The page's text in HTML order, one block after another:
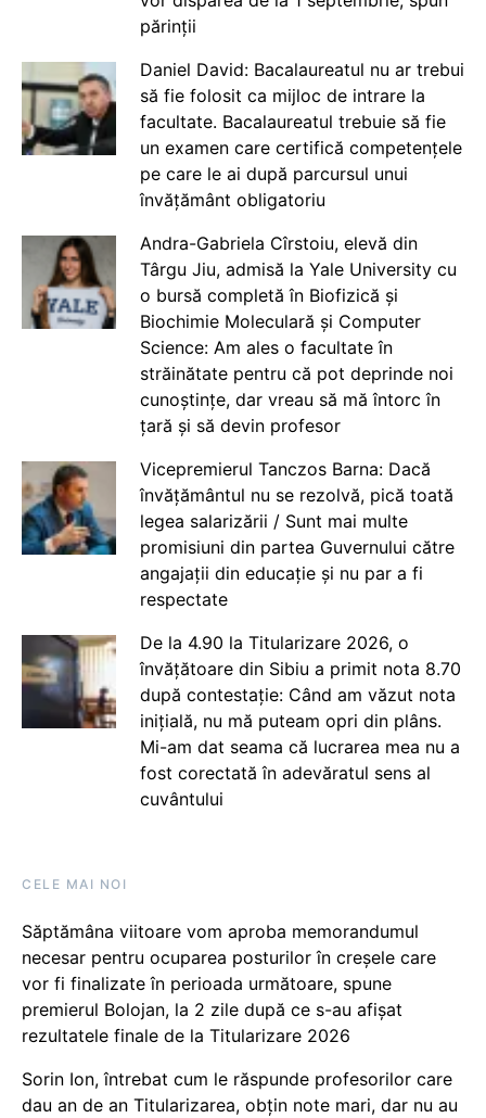
părinții
Daniel David: Bacalaureatul nu ar trebui
să fie folosit ca mijloc de intrare la
facultate. Bacalaureatul trebuie să fie
un examen care certifică competențele
pe care le ai după parcursul unui
învățământ obligatoriu
Andra-Gabriela Cîrstoiu, elevă din
Târgu Jiu, admisă la Yale University cu
o bursă completă în Biofizică și
Biochimie Moleculară și Computer
Science: Am ales o facultate în
străinătate pentru că pot deprinde noi
cunoștințe, dar vreau să mă întorc în
țară și să devin profesor
Vicepremierul Tanczos Barna: Dacă
învățământul nu se rezolvă, pică toată
legea salarizării / Sunt mai multe
promisiuni din partea Guvernului către
angajații din educație și nu par a fi
respectate
De la 4.90 la Titularizare 2026, o
învățătoare din Sibiu a primit nota 8.70
după contestație: Când am văzut nota
inițială, nu mă puteam opri din plâns.
Mi-am dat seama că lucrarea mea nu a
fost corectată în adevăratul sens al
cuvântului
CELE MAI NOI
Săptămâna viitoare vom aproba memorandumul
necesar pentru ocuparea posturilor în creșele care
vor fi finalizate în perioada următoare, spune
premierul Bolojan, la 2 zile după ce s-au afișat
rezultatele finale de la Titularizare 2026
Sorin Ion, întrebat cum le răspunde profesorilor care
dau an de an Titularizarea, obțin note mari, dar nu au